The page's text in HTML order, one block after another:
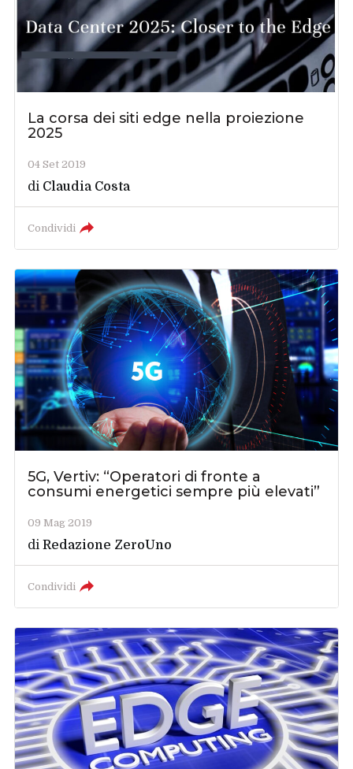
La corsa dei siti edge nella proiezione
2025
04 Set 2019
di Claudia Costa
Condividi
5G, Vertiv: “Operatori di fronte a
consumi energetici sempre più elevati”
09 Mag 2019
diRedazione ZeroUno
Condividi